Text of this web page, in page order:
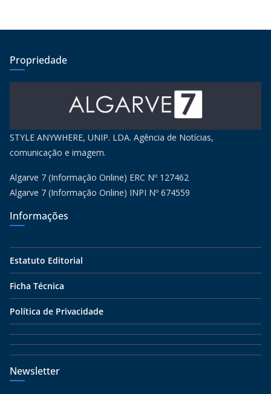
Propriedade
STYLE ANYWHERE, UNIP. LDA. Agência de Notícias,
comunicação e imagem.
Algarve 7 (Informação Online) ERC Nº 127462
Algarve 7 (Informação Online) INPI Nº 674559
Informações
Estatuto Editorial
Ficha Técnica
Política de Privacidade
Newsletter